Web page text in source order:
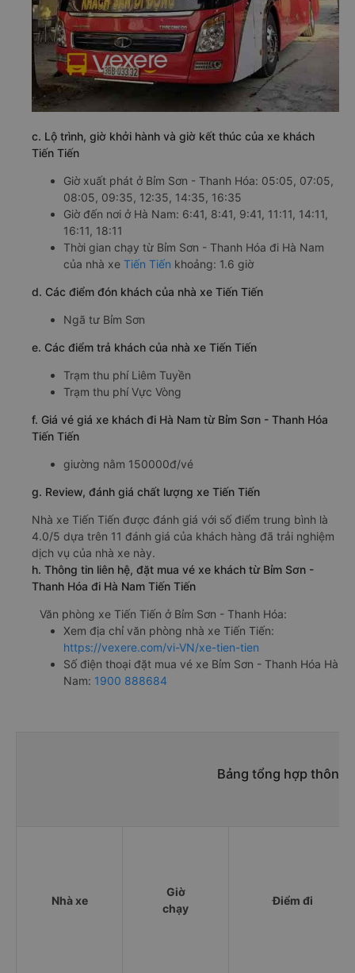
c. Lộ trình, giờ khởi hành và giờ kết thúc của xe khách
Tiến Tiến
Giờ xuất phát ở Bỉm Sơn - Thanh Hóa: 05:05, 07:05,
08:05, 09:35, 12:35, 14:35, 16:35
Giờ đến nơi ở Hà Nam: 6:41, 8:41, 9:41, 11:11, 14:11,
16:11, 18:11
Thời gian chạy từ Bỉm Sơn - Thanh Hóa đi Hà Nam
của nhà xe Tiến Tiến khoảng: 1.6 giờ
d. Các điểm đón khách của nhà xe Tiến Tiến
Ngã tư Bỉm Sơn
e. Các điểm trả khách của nhà xe Tiến Tiến
Trạm thu phí Liêm Tuyền
Trạm thu phí Vực Vòng
f. Giá vé giá xe khách đi Hà Nam từ Bỉm Sơn - Thanh Hóa
Tiến Tiến
giường nằm 150000đ/vé
g. Review, đánh giá chất lượng xe Tiến Tiến
Nhà xe Tiến Tiến được đánh giá với số điểm trung bình là
4.0/5 dựa trên 11 đánh giá của khách hàng đã trải nghiệm
dịch vụ của nhà xe này.
h. Thông tin liên hệ, đặt mua vé xe khách từ Bỉm Sơn -
Thanh Hóa đi Hà Nam Tiến Tiến
Văn phòng xe Tiến Tiến ở Bỉm Sơn - Thanh Hóa:
Xem địa chỉ văn phòng nhà xe Tiến Tiến:
https://vexere.com/vi-VN/xe-tien-tien
Số điện thoại đặt mua vé xe Bỉm Sơn - Thanh Hóa Hà
Nam: 1900 888684
Bảng tổng hợp thông
Nhà xe
Giờ
chạy
Điểm đi